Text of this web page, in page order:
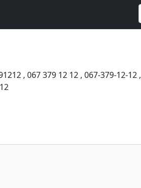
, 067 379 12 12 , 067-379-12-12 ,